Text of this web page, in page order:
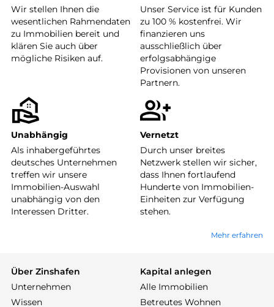
Wir stellen Ihnen die
wesentlichen Rahmendaten
zu Immobilien bereit und
klären Sie auch über
mögliche Risiken auf.
Unser Service ist für Kunden
zu 100 % kostenfrei. Wir
finanzieren uns
ausschließlich über
erfolgsabhängige
Provisionen von unseren
Partnern.
Unabhängig
Als inhabergeführtes
deutsches Unternehmen
treffen wir unsere
Immobilien-Auswahl
unabhängig von den
Interessen Dritter.
Vernetzt
Durch unser breites
Netzwerk stellen wir sicher,
dass Ihnen fortlaufend
Hunderte von Immobilien-
Einheiten zur Verfügung
stehen.
Mehr erfahren
Über Zinshafen
Unternehmen
Wissen
Kapital anlegen
Alle Immobilien
Betreutes Wohnen